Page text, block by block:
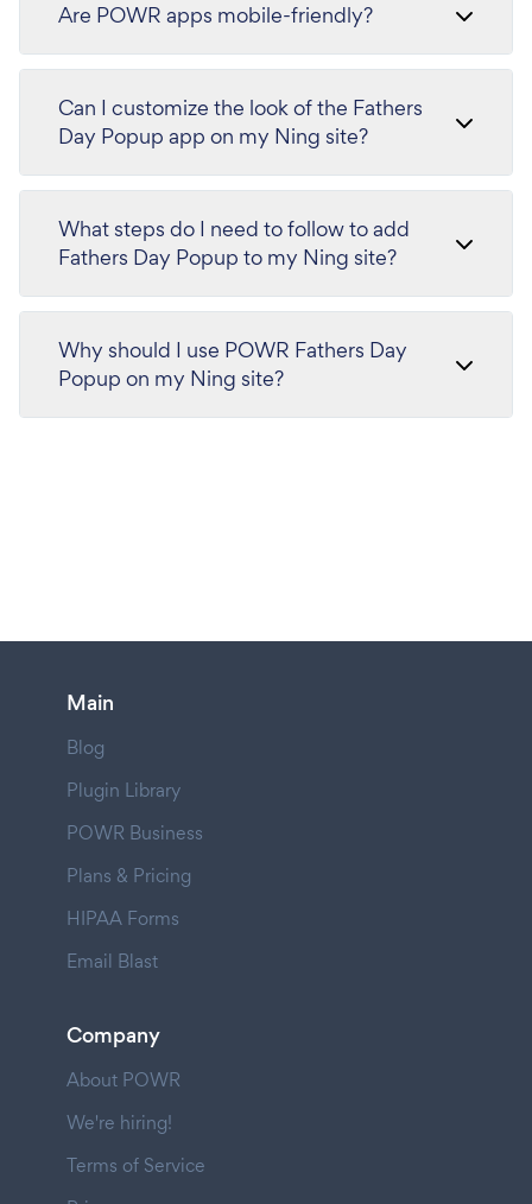
Are POWR apps mobile-friendly?
Can I customize the look of the Fathers
Day Popup app on my Ning site?
What steps do I need to follow to add
Fathers Day Popup to my Ning site?
Why should I use POWR Fathers Day
Popup on my Ning site?
Main
Blog
Plugin Library
POWR Business
Plans & Pricing
HIPAA Forms
Email Blast
Company
About POWR
We're hiring!
Terms of Service